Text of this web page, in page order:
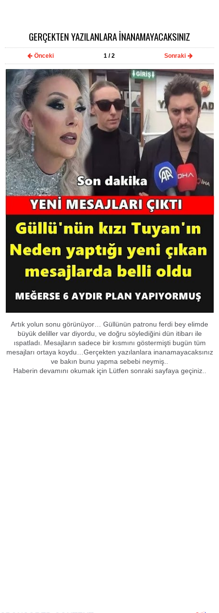
GERÇEKTEN YAZILANLARA İNANAMAYACAKSINIZ
Önceki 1 / 2 Sonraki
Artık yolun sonu görünüyor… Güllünün patronu ferdi bey elimde
büyük deliller var diyordu, ve doğru söylediğini dün itibarı ile
ıspatladı. Mesajların sadece bir kısmını göstermişti bugün tüm
mesajları ortaya koydu…Gerçekten yazılanlara inanamayacaksınız
ve bakın bunu yapma sebebi neymiş..
Haberin devamını okumak için Lütfen sonraki sayfaya geçiniz..